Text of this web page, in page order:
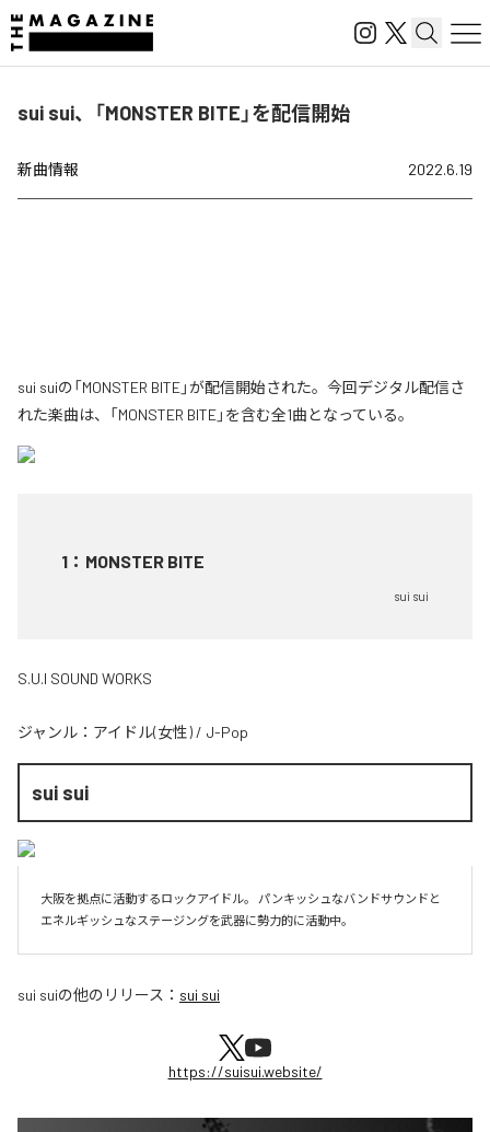
sui sui、「MONSTER BITE」を配信開始
新曲情報 2022.6.19
sui suiの「MONSTER BITE」が配信開始された。今回デジタル配信さ
れた楽曲は、「MONSTER BITE」を含む全1曲となっている。
1 ： MONSTER BITE
sui sui
S.U.I SOUND WORKS
ジャンル： アイドル(女性) / J-Pop
sui sui
大阪を拠点に活動するロックアイドル。 パンキッシュなバンドサウンドと
エネルギッシュなステージングを武器に勢力的に活動中。
sui suiの他のリリース： sui sui
https://suisui.website/